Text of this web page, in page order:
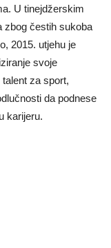
U tinejdžerskim
zbog čestih sukoba
2015. utjehu je
svoje
za sport,
da podnese
karijeru.